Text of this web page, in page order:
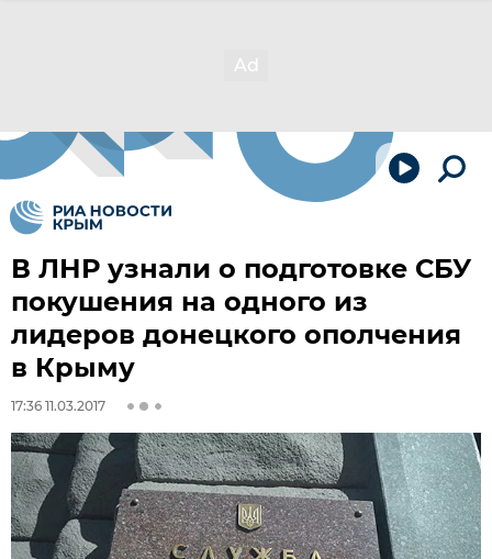
В ЛНР узнали о подготовке СБУ
покушения на одного из
лидеров донецкого ополчения
в Крыму
17:36 11.03.2017